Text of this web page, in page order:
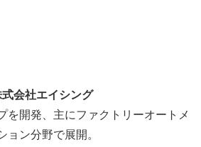
式会社エイシング
を開発、主にファクトリーオートメ
ョン分野で展開。